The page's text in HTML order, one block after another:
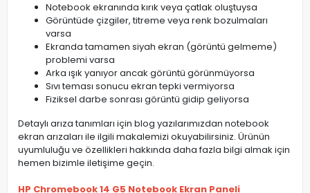
Notebook ekranında kırık veya çatlak oluştuysa
Görüntüde çizgiler, titreme veya renk bozulmaları
varsa
Ekranda tamamen siyah ekran (görüntü gelmeme)
problemi varsa
Arka ışık yanıyor ancak görüntü görünmüyorsa
Sıvı teması sonucu ekran tepki vermiyorsa
Fiziksel darbe sonrası görüntü gidip geliyorsa
Detaylı arıza tanımları için blog yazılarımızdan notebook
ekran arızaları ile ilgili makalemizi okuyabilirsiniz. Ürünün
uyumluluğu ve özellikleri hakkında daha fazla bilgi almak için
hemen bizimle iletişime geçin.
HP Chromebook 14 G5 Notebook Ekran Paneli